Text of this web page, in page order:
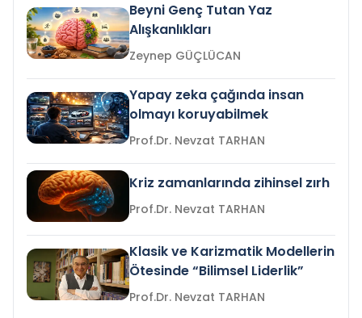
Beyni Genç Tutan Yaz
Alışkanlıkları
Zeynep GÜÇLÜCAN
Yapay zeka çağında insan
olmayı koruyabilmek
Prof.Dr. Nevzat TARHAN
Kriz zamanlarında zihinsel zırh
Prof.Dr. Nevzat TARHAN
Klasik ve Karizmatik Modellerin
Ötesinde “Bilimsel Liderlik”
Prof.Dr. Nevzat TARHAN